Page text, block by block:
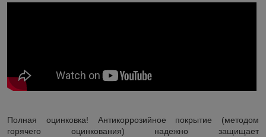
Полная оцинковка! Антикоррозийное покрытие (методом
горячего оцинкования) надежно защищает